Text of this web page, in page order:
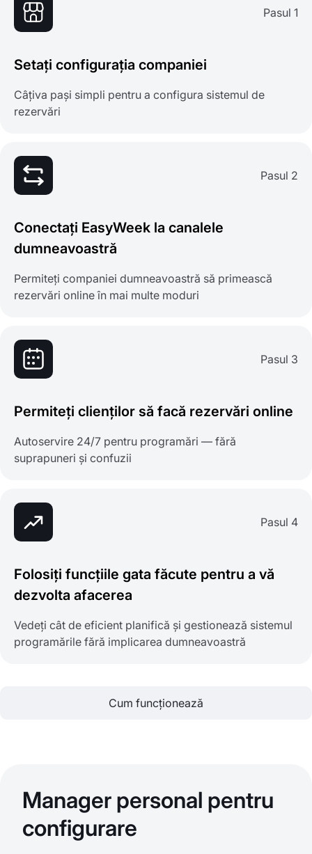
Pasul 1
Setați configurația companiei
Câțiva pași simpli pentru a configura sistemul de
rezervări
Pasul 2
Conectați EasyWeek la canalele
dumneavoastră
Permiteți companiei dumneavoastră să primească
rezervări online în mai multe moduri
Pasul 3
Permiteți clienților să facă rezervări online
Autoservire 24/7 pentru programări — fără
suprapuneri și confuzii
Pasul 4
Folosiți funcțiile gata făcute pentru a vă
dezvolta afacerea
Vedeți cât de eficient planifică și gestionează sistemul
programările fără implicarea dumneavoastră
Cum funcționează
Manager personal pentru
configurare